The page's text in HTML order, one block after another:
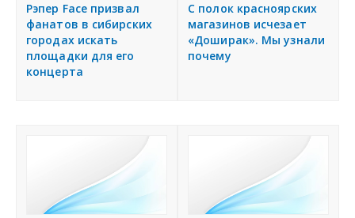
Рэпер Face призвал
фанатов в сибирских
городах искать
площадки для его
концерта
С полок красноярских
магазинов исчезает
«Доширак». Мы узнали
почему